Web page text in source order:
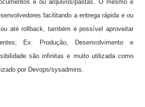
e ou arquivos/pastas. O mesmo é
facilitando a entrega rápida e ou
até rollback, também é possível aproveitar
Ex: Produção, Desenvolvimento e
são infinitas e muito utilizada como
por Devops/sysadmins.